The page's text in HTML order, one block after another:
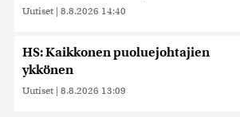
Uutiset | 8.8.2026 14:40
HS: Kaikkonen puoluejohtajien
ykkönen
Uutiset | 8.8.2026 13:09